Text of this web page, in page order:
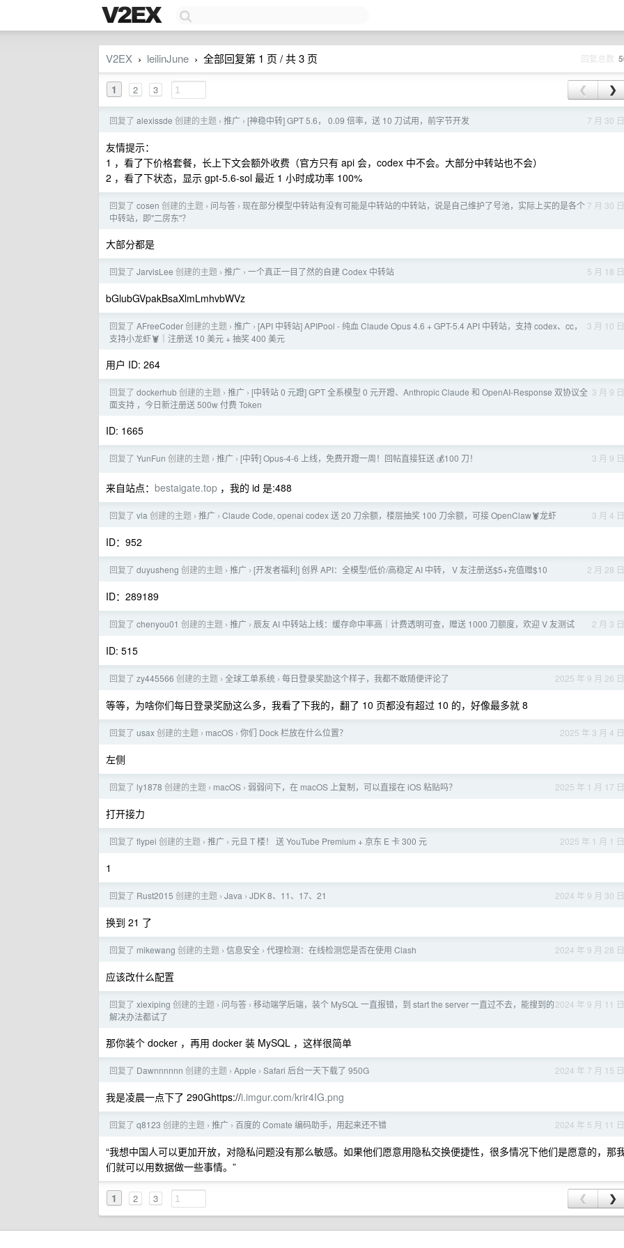
V2EX › leilinJune › 全部回复第 1 页 / 共 3 页 回复总数
1 2 3 ❮ ❯
7 月 30 日
回复了 alexissde 创建的主题 › 推广 › [神稳中转] GPT 5.6， 0.09 倍率，送 10 刀试用，前字节开发
友情提示：
1 ，看了下价格套餐，长上下文会额外收费（官方只有 api 会，codex 中不会。大部分中转站也不会）
2 ，看了下状态，显示 gpt-5.6-sol 最近 1 小时成功率 100%
7 月 30 日
回复了 cosen 创建的主题 › 问与答 › 现在部分模型中转站有没有可能是中转站的中转站，说是自己维护了号池，实际上买的是各个
中转站，即"二房东"？
大部分都是
5 月 18 日
回复了 JarvisLee 创建的主题 › 推广 › 一个真正一目了然的自建 Codex 中转站
bGlubGVpakBsaXlmLmhvbWVz
3 月 10 日
回复了 AFreeCoder创建的主题 › 推广 › [API 中转站] APIPool - 纯血 Claude Opus 4.6 + GPT-5.4 API 中转站，支持 codex、cc，
支持小龙虾🦞｜注册送 10 美元 + 抽奖 400 美元
用户 ID: 264
3 月 9 日
回复了 dockerhub创建的主题 › 推广 › [中转站 0 元蹬] GPT 全系模型 0 元开蹬、Anthropic Claude 和 OpenAI-Response 双协议全
面支持 ，今日新注册送 500w 付费 Token
ID: 1665
3 月 9 日
回复了 YunFun 创建的主题 › 推广 › [中转] Opus-4-6 上线，免费开蹬一周！回帖直接狂送 💰100 刀！
来自站点： bestaigate.top ，我的 id 是:488
3 月 4 日
回复了 vla 创建的主题 › 推广 › Claude Code, openai codex 送 20 刀余额，楼层抽奖 100 刀余额，可接 OpenClaw🦞龙虾
ID：952
2 月 28 日
回复了 duyusheng 创建的主题 › 推广 › [开发者福利] 创界 API：全模型/低价/高稳定 AI 中转， V 友注册送$5+充值赠$10
ID：289189
2 月 3 日
回复了 chenyou01 创建的主题 › 推广 › 辰友 AI 中转站上线：缓存命中率高｜计费透明可查，赠送 1000 刀额度，欢迎 V 友测试
ID: 515
2025 年 9 月 26 日
回复了 zy445566 创建的主题 › 全球工单系统 › 每日登录奖励这个样子，我都不敢随便评论了
等等，为啥你们每日登录奖励这么多，我看了下我的，翻了 10 页都没有超过 10 的，好像最多就 8
2025 年 3 月 4 日
回复了 usax创建的主题 › macOS › 你们 Dock 栏放在什么位置？
左侧
2025 年 1 月 17 日
回复了 ly1878 创建的主题 › macOS › 弱弱问下，在 macOS 上复制，可以直接在 iOS 粘贴吗？
打开接力
2025 年 1 月 1 日
回复了 flypei 创建的主题 › 推广 › 元旦 T 楼！ 送 YouTube Premium + 京东 E 卡 300 元
1
2024 年 9 月 30 日
回复了 Rust2015 创建的主题 › Java › JDK 8、11、17、21
换到 21 了
2024 年 9 月 28 日
回复了 mikewang 创建的主题 › 信息安全 › 代理检测：在线检测您是否在使用 Clash
应该改什么配置
2024 年 9 月 11 日
回复了 xiexiping 创建的主题 › 问与答 › 移动端学后端，装个 MySQL 一直报错，到 start the server 一直过不去，能搜到的
解决办法都试了
那你装个 docker ，再用 docker 装 MySQL ，这样很简单
2024 年 7 月 15 日
回复了 Dawnnnnnn 创建的主题 › Apple › Safari 后台一天下载了 950G
我是凌晨一点下了 290Ghttps://i.imgur.com/krir4IG.png
2024 年 5 月 11 日
回复了 q8123 创建的主题 › 推广 › 百度的 Comate 编码助手，用起来还不错
“我想中国人可以更加开放，对隐私问题没有那么敏感。如果他们愿意用隐私交换便捷性，很多情况下他们是愿意的，那
们就可以用数据做一些事情。”
1 2 3 ❮ ❯